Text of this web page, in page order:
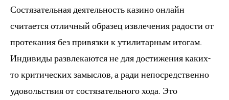
Состязательная деятельность казино онлайн
считается отличный образец извлечения радости от
протекания без привязки к утилитарным итогам.
Индивиды развлекаются не для достижения каких-
то критических замыслов, а ради непосредственно
удовольствия от состязательного хода. Это